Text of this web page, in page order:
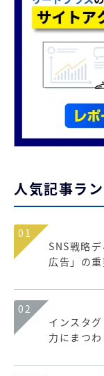
人気記事ラ
01
SNS戦略
広告」の
02
インスタ
力にまつ